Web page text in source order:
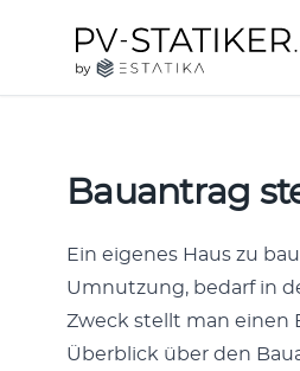
pv-statiker.de by
Bauantrag
Ein eigenes Haus zu
Umnutzung, bedarf in
Zweck stellt man einen
Überblick über den